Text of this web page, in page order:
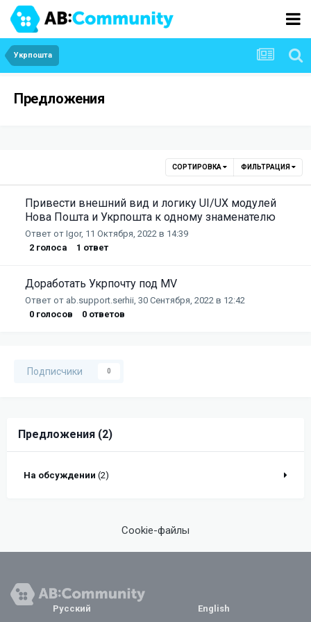
Укрпошта
Предложения
СОРТИРОВКА ФИЛЬТРАЦИЯ
Привести внешний вид и логику UI/UX модулей
Нова Пошта и Укрпошта к одному знаменателю
Ответ от Igor, 11 Октября, 2022 в 14:39
2 голоса 1 ответ
Доработать Укрпочту под MV
Ответ от ab.support.serhii 30 Сентября, 2022 в 12:42
0 голосов 0 ответов
Подписчики 0
Предложения (2)
На обсуждении (2)
Cookie-файлы
Русский English